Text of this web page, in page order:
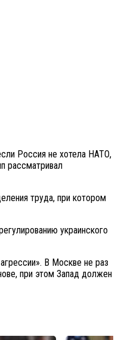
Россия не хотела НАТО,
рассматривал
труда, при котором
украинского
В Москве не раз
при этом Запад должен